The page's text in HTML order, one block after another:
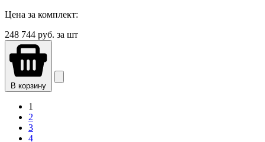
Цена за комплект:
248 744 руб. за шт
В корзину
1
2
3
4